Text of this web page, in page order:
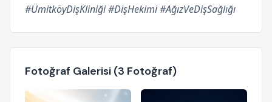
#ÜmitköyDişKliniği #DişHekimi #AğızVeDişSağlığı
Fotoğraf Galerisi (3 Fotoğraf)